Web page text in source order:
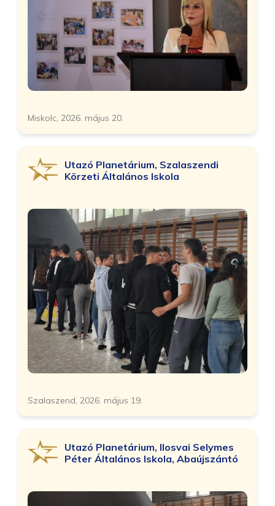
Miskolc, 2026. május 20.
Utazó Planetárium, Szalaszendi
Körzeti Általános Iskola
Szalaszend, 2026. május 19.
Utazó Planetárium, Ilosvai Selymes
Péter Általános Iskola, Abaújszántó